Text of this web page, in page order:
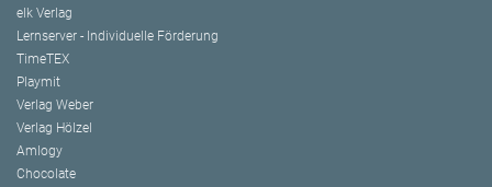
elk Verlag
Lernserver - Individuelle Förderung
TimeTEX
Playmit
Verlag Weber
Verlag Hölzel
Amlogy
Chocolate